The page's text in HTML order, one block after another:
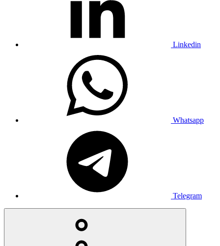
Linkedin
Whatsapp
Telegram